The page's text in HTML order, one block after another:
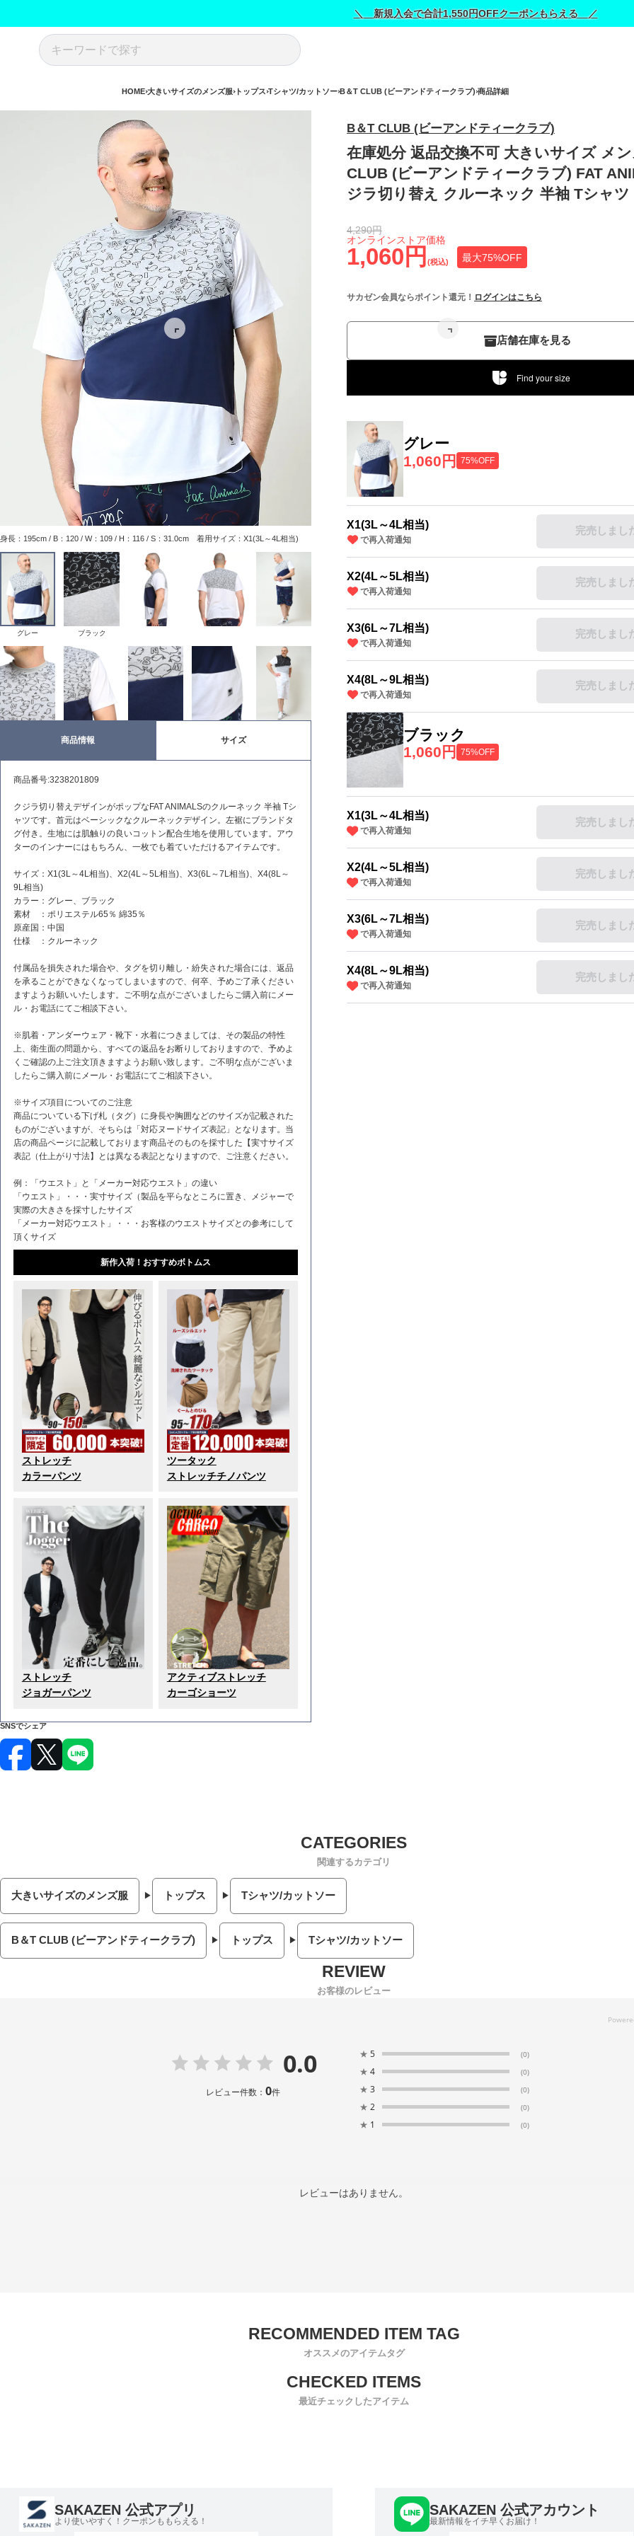
＼ 新規入会で合計1,550円OFFクーポンもらえる ／
HOME 大きいサイズのメンズ服 トップス Tシャツ/カットソー B＆T CLUB (ビーアンドティークラブ) 商品詳細
B＆T CLUB (ビーアンドティークラブ)
在庫処分 返品交換不可 大きいサイズ メ
CLUB (ビーアンドティークラブ) FAT
ジラ切り替え クルーネック 半袖 Tシャツ
1,060円 (税込) 最大75%OFF
オンラインストア価格
4,290円
サカゼン会員ならポイント還元！ ログインはこちら
店舗在庫を見る
Find your size
グレー
1,060円
75%OFF
X1(3L～4L相当)
で再入荷通知
完売しまし
X2(4L～5L相当)
で再入荷通知
完売しまし
X3(6L～7L相当)
で再入荷通知
完売しまし
X4(8L～9L相当)
で再入荷通知
完売しまし
ブラック
1,060円
75%OFF
X1(3L～4L相当)
で再入荷通知
完売しまし
X2(4L～5L相当)
で再入荷通知
完売しまし
X3(6L～7L相当)
で再入荷通知
完売しまし
X4(8L～9L相当)
で再入荷通知
完売しまし
身長：195cm / B：120 / W：109 / H：116 / S：31.0cm 着用サイズ：X1(3L～4L相当)
グレー ブラック
商品情報 サイズ
商品番号:3238201809
クジラ切り替えデザインがポップなFAT ANIMALSのクルーネック 半袖 Tシ
ャツです。首元はベーシックなクルーネックデザイン。左裾にブランドタ
グ付き。生地には肌触りの良いコットン配合生地を使用しています。アウ
ターのインナーにはもちろん、一枚でも着ていただけるアイテムです。
サイズ：X1(3L～4L相当)、X2(4L～5L相当)、X3(6L～7L相当)、X4(8L～
9L相当)
カラー：グレー、ブラック
素材 ：ポリエステル65％ 綿35％
原産国：中国
仕様 ：クルーネック
付属品を損失された場合や、タグを切り離し・紛失された場合には、返品
を承ることができなくなってしまいますので、何卒、予めご了承ください
ますようお願いいたします。ご不明な点がございましたらご購入前にメー
ル・お電話にてご相談下さい。
※肌着・アンダーウェア・靴下・水着につきましては、その製品の特性
上、衛生面の問題から、すべての返品をお断りしておりますので、予めよ
くご確認の上ご注文頂きますようお願い致します。ご不明な点がございま
したらご購入前にメール・お電話にてご相談下さい。
※サイズ項目についてのご注意
商品についている下げ札（タグ）に身長や胸囲などのサイズが記載された
ものがございますが、そちらは「対応ヌードサイズ表記」となります。当
店の商品ページに記載しております商品そのものを採寸した【実寸サイズ
表記（仕上がり寸法】とは異なる表記となりますので、ご注意ください。
例：「ウエスト」と「メーカー対応ウエスト」の違い
「ウエスト」・・・実寸サイズ（製品を平らなところに置き、メジャーで
実際の大きさを採寸したサイズ
「メーカー対応ウエスト」・・・お客様のウエストサイズとの参考にして
頂くサイズ
新作入荷！おすすめボトムス
ストレッチ
カラーパンツ
ツータック
ストレッチチノパンツ
ストレッチ
ジョガーパンツ
アクティブストレッチ
カーゴショーツ
SNSでシェア
関連するカテゴリ
大きいサイズのメンズ服 トップス Tシャツ/カットソー
B＆T CLUB (ビーアンドティークラブ) トップス Tシャツ/カットソー
お客様のレビュー
0.0
レビュー件数： 0件
★ 5 (0)
★ 4 (0)
★ 3 (0)
★ 2 (0)
★ 1 (0)
レビューはありません。
オススメのアイテムタグ
最近チェックしたアイテム
SAKAZEN 公式アプリ
より使いやすく！クーポンももらえる！
SAKAZEN 公式アカウント
最新情報をイチ早くお届け！